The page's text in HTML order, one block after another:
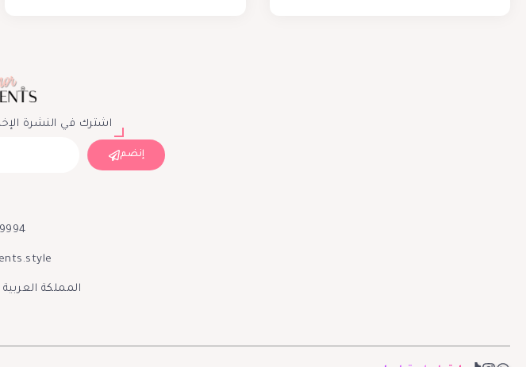
اشترك في النشرة
إنضم
المملكة